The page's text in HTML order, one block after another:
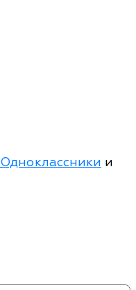
Одноклассники и